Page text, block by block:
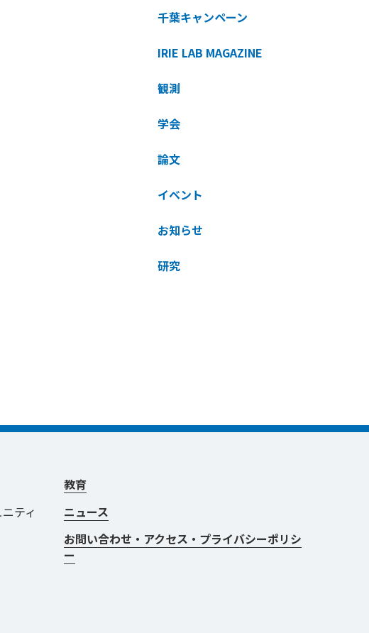
千葉キャンペーン
IRIE LAB MAGAZINE
観測
学会
論文
イベント
お知らせ
研究
ニティ
教育
ニュース
お問い合わせ・アクセス・プライバシーポリシ
ー